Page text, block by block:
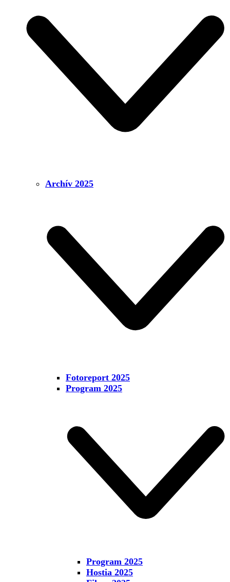
Archív 2025
Fotoreport 2025
Program 2025
Program 2025
Hostia 2025